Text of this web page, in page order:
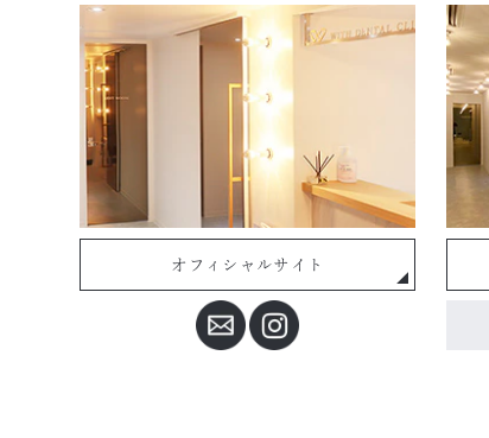
オフィシャルサイト